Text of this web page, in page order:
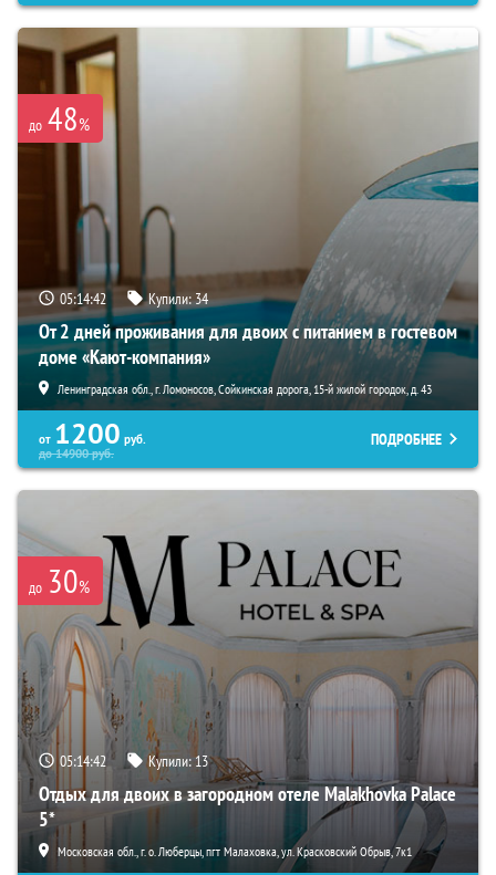
до 48%
05:14:40 Купили:34
От 2 дней проживания для двоих с питанием в гостевом
доме «Кают-компания»
Ленинградская обл., г. Ломоносов, Сойкинская дорога, 15-й жилой городок, д. 43
от 1200 руб.
до14900руб.
ПОДРОБНЕЕ
до 30%
05:14:40 Купили:13
Отдых для двоих в загородном отеле Malakhovka Palace
5*
Московская обл., г. о. Люберцы, пгт Малаховка, ул. Красковский Обрыв, 7к1